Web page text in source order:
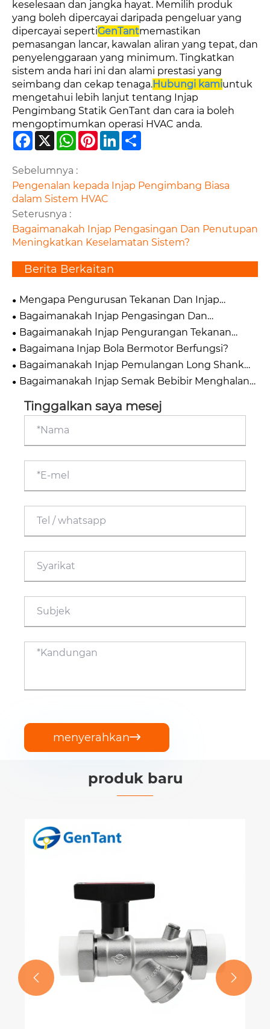
keselesaan dan jangka hayat. Memilih produk
yang boleh dipercayai daripada pengeluar yang
dipercayai sepertiGenTantmemastikan
pemasangan lancar, kawalan aliran yang tepat, dan
penyelenggaraan yang minimum. Tingkatkan
sistem anda hari ini dan alami prestasi yang
seimbang dan cekap tenaga.Hubungi kamiuntuk
mengetahui lebih lanjut tentang Injap
Pengimbang Statik GenTant dan cara ia boleh
mengoptimumkan operasi HVAC anda.
Facebook
X WhatsApp
Pinterest
LinkedIn
Sebelumnya :
Pengenalan kepada Injap Pengimbang Biasa
dalam Sistem HVAC
Seterusnya :
Bagaimanakah Injap Pengasingan Dan Penutupan
Meningkatkan Keselamatan Sistem?
Berita Berkaitan
Mengapa Pengurusan Tekanan Dan Injap
Keselamatan Penting untuk Sistem Bendalir
Moden?
Bagaimanakah Injap Pengasingan Dan
Penutupan Meningkatkan Keselamatan Sistem?
Bagaimanakah Injap Pengurangan Tekanan
Meningkatkan Kecekapan dan Keselamatan
Sistem?
Bagaimana Injap Bola Bermotor Berfungsi?
Bagaimanakah Injap Pemulangan Long Shank
Berfungsi?
Bagaimanakah Injap Semak Bebibir Menghalang
Tinggalkan saya mesej
menyerahkan
produk baru
 